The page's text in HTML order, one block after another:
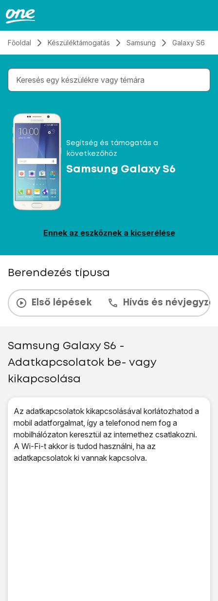
Főoldal Készüléktámogatás Samsung Galaxy S6
Gépelés közben megjelennek a keresési
Segítség és támogatás a
következőhöz
Samsung Galaxy S6
Ennek az eszköznek a kicserélése
Berendezés típusa
Első lépések Hívás és
Samsung Galaxy S6 -
Adatkapcsolatok be- vagy
kikapcsolása
Az adatkapcsolatok kikapcsolásával korlátozhatod a
mobil adatforgalmat, így a telefonod nem fog a
mobilhálózaton keresztül az internethez csatlakozni.
A Wi-Fi-t akkor is tudod használni, ha az
adatkapcsolatok ki vannak kapcsolva.